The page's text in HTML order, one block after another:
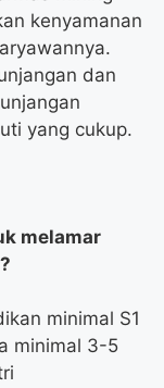
kenyamanan
dan
yang cukup.
melamar
minimal S1
minimal 3-5